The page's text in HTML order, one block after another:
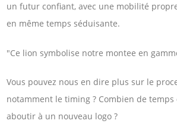
un futur confiant, avec une mobilité
en même temps séduisante.
"Ce lion symbolise notre montee en
Vous pouvez nous en dire plus sur le
notamment le timing ? Combien de
aboutir à un nouveau logo ?